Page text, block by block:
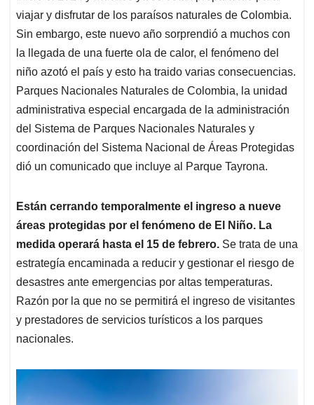
A
p
p
o
o
k
d
I
n
d
s
viajar y disfrutar de los paraísos naturales de Colombia.
Sin embargo, este nuevo año sorprendió a muchos con
la llegada de una fuerte ola de calor, el fenómeno del
niño azotó el país y esto ha traido varias consecuencias.
Parques Nacionales Naturales de Colombia, la unidad
administrativa especial encargada de la administración
del Sistema de Parques Nacionales Naturales y
coordinación del Sistema Nacional de Áreas Protegidas
dió un comunicado que incluye al Parque Tayrona.
Están cerrando temporalmente el ingreso a nueve
áreas protegidas por el fenómeno de El Niño. La
medida operará hasta el 15 de febrero. Se trata de una
estrategía encaminada a reducir y gestionar el riesgo de
desastres ante emergencias por altas temperaturas.
Razón por la que no se permitirá el ingreso de visitantes
y prestadores de servicios turísticos a los parques
nacionales.